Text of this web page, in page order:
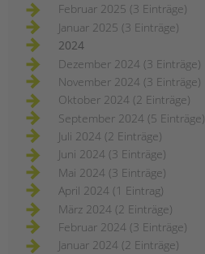
Februar 2025 (3 Einträge)
Januar 2025 (3 Einträge)
2024
Dezember 2024 (3 Einträge)
November 2024 (3 Einträge)
Oktober 2024 (2 Einträge)
September 2024 (5 Einträge)
Juli 2024 (2 Einträge)
Juni 2024 (3 Einträge)
Mai 2024 (3 Einträge)
April 2024 (1 Eintrag)
März 2024 (2 Einträge)
Februar 2024 (3 Einträge)
Januar 2024 (2 Einträge)